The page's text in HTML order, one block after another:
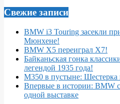
Свежие записи
BMW i3 Touring засекли
Мюнхене!
BMW X5 переиграл X7!
Байканьская гонка
легендой 1935 года!
M350 в пустыне:
Впервые в истории: BMW
одной выставке